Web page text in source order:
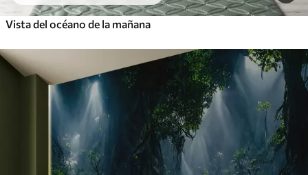
Vista del océano de la mañana